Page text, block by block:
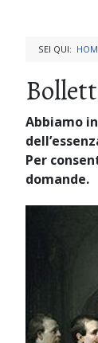
SEI QUI:
Abbiamo
Per
domande.